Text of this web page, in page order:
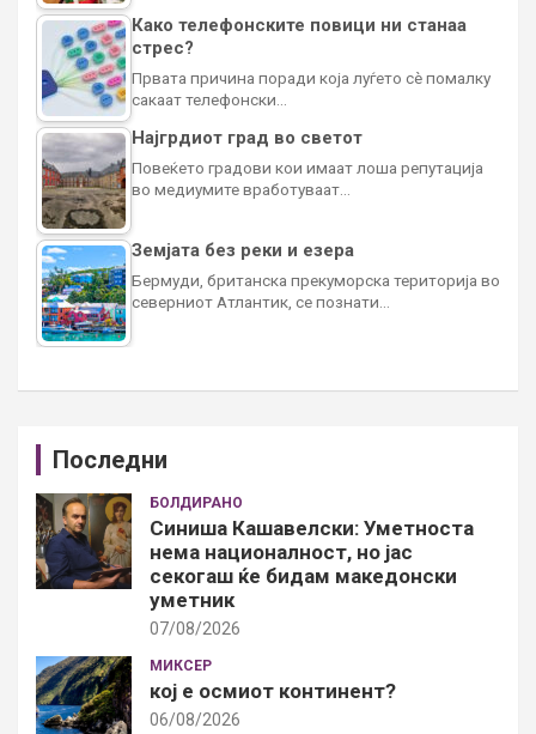
Како телефонските повици ни станаа
стрес?
Првата причина поради која луѓето сè помалку
сакаат телефонски…
Најгрдиот град во светот
Повеќето градови кои имаат лоша репутација
во медиумите вработуваат…
Земјата без реки и езера
Бермуди, британска прекуморска територија во
северниот Атлантик, се познати…
Последни
БОЛДИРАНО
Синиша Кашавелски: Уметноста
нема националност, но јас
секогаш ќе бидам македонски
уметник
07/08/2026
МИКСЕР
кој е осмиот континент?
06/08/2026